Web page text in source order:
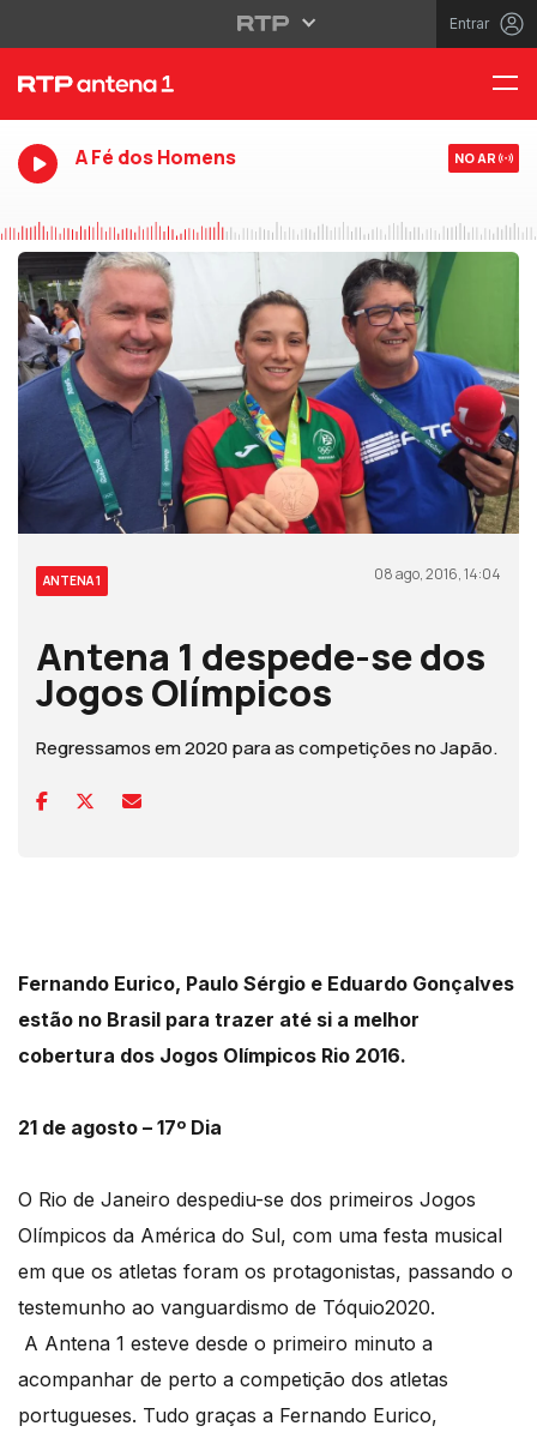
Entrar
A Fé dos Homens NO AR
ANTENA 1 08 ago, 2016, 14:04
Antena 1 despede-se dos
Jogos Olímpicos
Regressamos em 2020 para as competições no Japão.
Fernando Eurico, Paulo Sérgio e Eduardo Gonçalves
estão no Brasil para trazer até si a melhor
cobertura dos Jogos Olímpicos Rio 2016.
21 de agosto – 17º Dia
O Rio de Janeiro despediu-se dos primeiros Jogos
Olímpicos da América do Sul, com uma festa musical
em que os atletas foram os protagonistas, passando o
testemunho ao vanguardismo de Tóquio2020.
A Antena 1 esteve desde o primeiro minuto a
acompanhar de perto a competição dos atletas
portugueses. Tudo graças a Fernando Eurico,